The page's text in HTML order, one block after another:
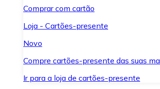
Comprar com cartão
Loja - Cartões-presente
Novo
Compre cartões-presente das suas
Ir para a loja de cartões-presente